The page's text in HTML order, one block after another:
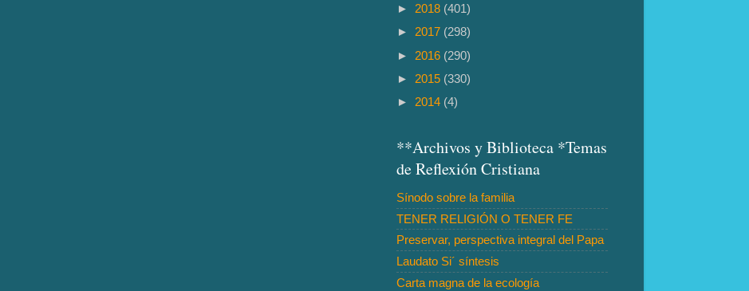
► 2018 (401)
► 2017 (298)
► 2016 (290)
► 2015 (330)
► 2014 (4)
**Archivos y Biblioteca *Temas
de Reflexión Cristiana
Sínodo sobre la familia
TENER RELIGIÓN O TENER FE
Preservar, perspectiva integral del Papa
Laudato Si´ síntesis
Carta magna de la ecología